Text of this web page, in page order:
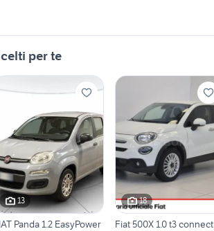
per te
13
Panda 1.2 EasyPower
18
Fiat 500X 1.0 t3 connect